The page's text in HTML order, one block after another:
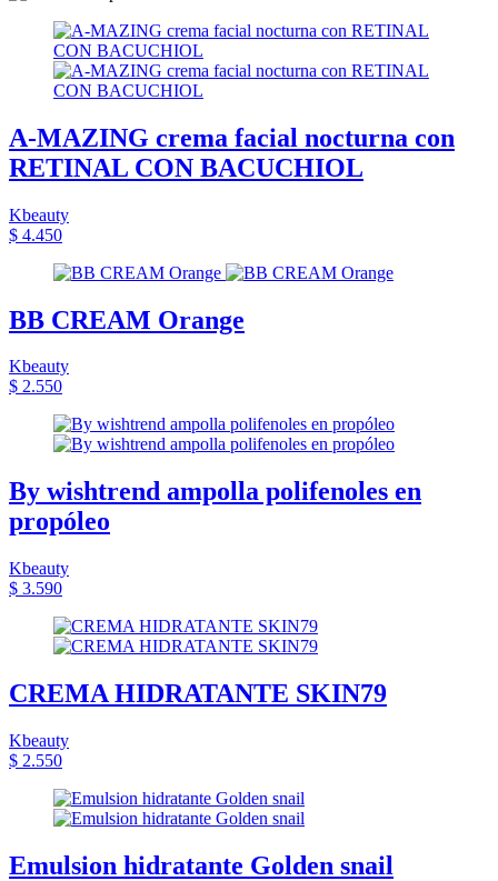
A-MAZING crema facial nocturna con
RETINAL CON BACUCHIOL
Kbeauty
$ 4.450
BB CREAM Orange
Kbeauty
$ 2.550
By wishtrend ampolla polifenoles en
propóleo
Kbeauty
$ 3.590
CREMA HIDRATANTE SKIN79
Kbeauty
$ 2.550
Emulsion hidratante Golden snail